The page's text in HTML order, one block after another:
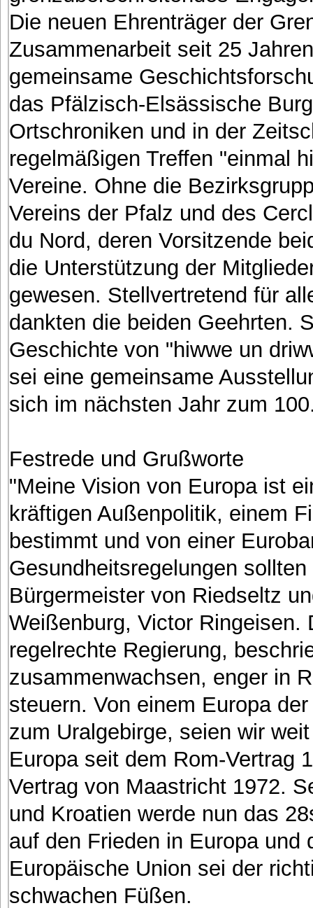
Die neuen Ehrenträger der
Zusammenarbeit seit 25
gemeinsame
das Pfälzisch-Elsässische
Ortschroniken und in der
regelmäßigen Treffen "einmal
Vereine. Ohne die
Vereins der Pfalz und des
du Nord, deren Vorsitzende
die Unterstützung der
gewesen. Stellvertretend für
dankten die beiden Geehrten.
Geschichte von "hiwwe un
sei eine gemeinsame
sich im nächsten Jahr zum
Festrede und Grußworte
"Meine Vision von Europa ist
kräftigen Außenpolitik, einem
bestimmt und von einer
Gesundheitsregelungen
Bürgermeister von Riedseltz
Weißenburg, Victor Ringeisen.
regelrechte Regierung,
zusammenwachsen, enger in
steuern. Von einem Europa
zum Uralgebirge, seien wir
Europa seit dem Rom-Vertrag
Vertrag von Maastricht 1972.
und Kroatien werde nun das
auf den Frieden in Europa und
Europäische Union sei der
schwachen Füßen.